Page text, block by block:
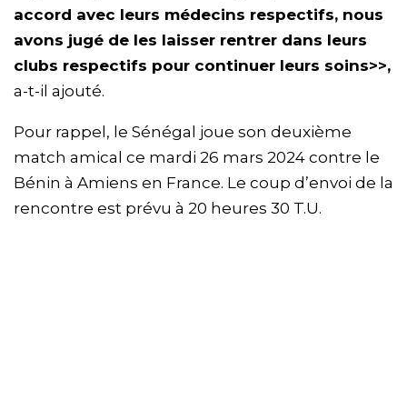
accord avec leurs médecins respectifs, nous
avons jugé de les laisser rentrer dans leurs
clubs respectifs pour continuer leurs soins>>,
a-t-il ajouté.
Pour rappel, le Sénégal joue son deuxième
match amical ce mardi 26 mars 2024 contre le
Bénin à Amiens en France. Le coup d’envoi de la
rencontre est prévu à 20 heures 30 T.U.